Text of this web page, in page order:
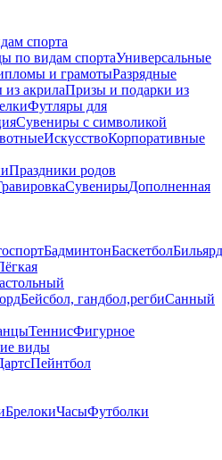
спорта
по видам спортаУниверсальные
и грамотыРазрядные
акрилаПризы и подарки из
Футляры для
Сувениры с символикой
ИскусствоКорпоративные
Праздники родов
СувенирыДополненная
БадминтонБаскетболБильярд
Бейсбол, гандбол,регбиСанный
ТеннисФигурное
виды
Пейнтбол
БрелокиЧасыФутболки